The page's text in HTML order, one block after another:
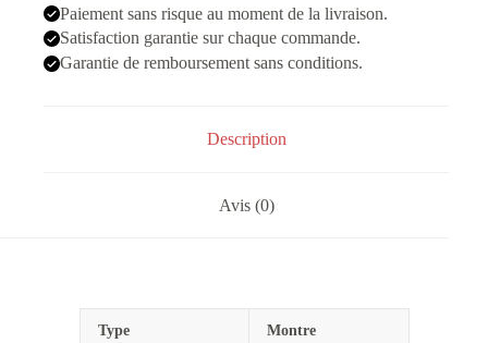
Argente
Wimbledon
Paiement sans risque au moment de la livraison.
Satisfaction garantie sur chaque commande.
Garantie de remboursement sans conditions.
Description
Avis (0)
Type Montre